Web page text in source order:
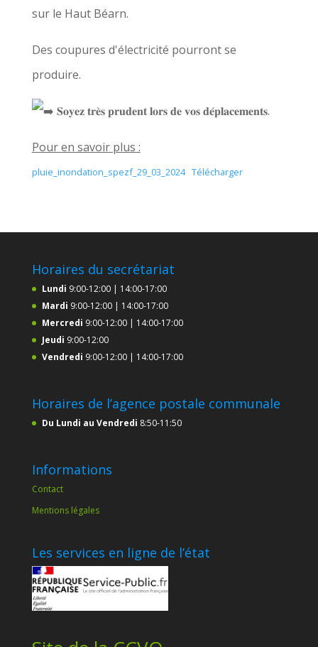
sur le Haut Béarn.
Des coupures d'électricité pourront se
produire.
𝐒𝐨𝐲𝐞𝐳 𝐭𝐫𝐞̀𝐬 𝐩𝐫𝐮𝐝𝐞𝐧𝐭 𝐥𝐨𝐫𝐬 𝐝𝐞 𝐯𝐨𝐬 𝐝𝐞́𝐩𝐥𝐚𝐜𝐞𝐦𝐞𝐧𝐭𝐬.
Pour en savoir plus :
pluie_inondation_spezf_29_03_2024 Télécharger
Horaires du secrétariat
Lundi 9:00-12:00 | 14:00-17:00
Mardi 9:00-12:00 | 14:00-17:00
Mercredi 9:00-12:00 | 14:00-17:00
Jeudi 9:00-12:00
Vendredi 9:00-12:00 | 14:00-17:00
Horaires de l’agence postale communale
Du Lundi au Vendredi 8:50-11:50
Informations
Contact
Mentions légales
Les services en ligne de l’état